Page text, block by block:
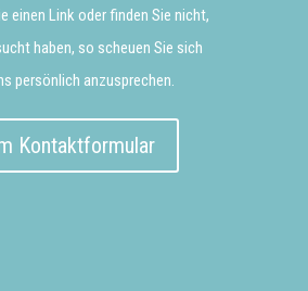
einen Link oder finden Sie nicht,
haben, so scheuen Sie sich
persönlich anzusprechen.
Kontaktformular